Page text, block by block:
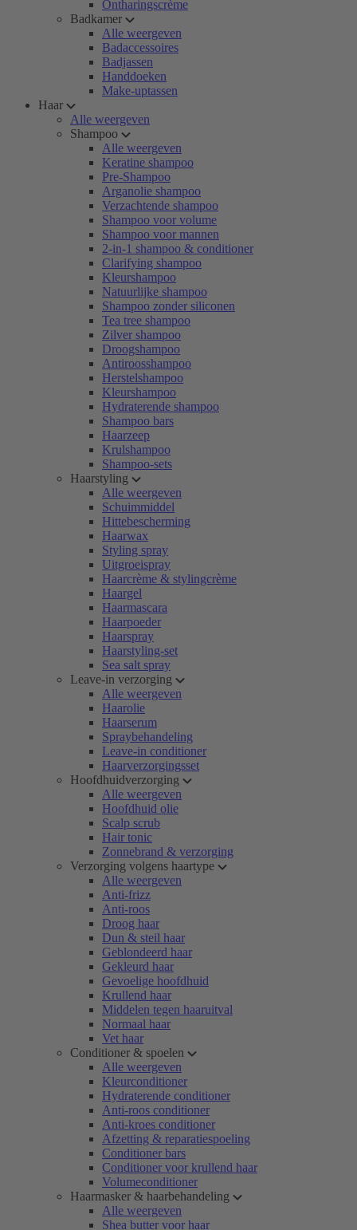
Ontharingscrème
Badkamer
Alle weergeven
Badaccessoires
Badjassen
Handdoeken
Make-uptassen
Haar
Alle weergeven
Shampoo
Alle weergeven
Keratine shampoo
Pre-Shampoo
Arganolie shampoo
Verzachtende shampoo
Shampoo voor volume
Shampoo voor mannen
2-in-1 shampoo & conditioner
Clarifying shampoo
Kleurshampoo
Natuurlijke shampoo
Shampoo zonder siliconen
Tea tree shampoo
Zilver shampoo
Droogshampoo
Antiroosshampoo
Herstelshampoo
Kleurshampoo
Hydraterende shampoo
Shampoo bars
Haarzeep
Krulshampoo
Shampoo-sets
Haarstyling
Alle weergeven
Schuimmiddel
Hittebescherming
Haarwax
Styling spray
Uitgroeispray
Haarcrème & stylingcrème
Haargel
Haarmascara
Haarpoeder
Haarspray
Haarstyling-set
Sea salt spray
Leave-in verzorging
Alle weergeven
Haarolie
Haarserum
Spraybehandeling
Leave-in conditioner
Haarverzorgingsset
Hoofdhuidverzorging
Alle weergeven
Hoofdhuid olie
Scalp scrub
Hair tonic
Zonnebrand & verzorging
Verzorging volgens haartype
Alle weergeven
Anti-frizz
Anti-roos
Droog haar
Dun & steil haar
Geblondeerd haar
Gekleurd haar
Gevoelige hoofdhuid
Krullend haar
Middelen tegen haaruitval
Normaal haar
Vet haar
Conditioner & spoelen
Alle weergeven
Kleurconditioner
Hydraterende conditioner
Anti-roos conditioner
Anti-kroes conditioner
Afzetting & reparatiespoeling
Conditioner bars
Conditioner voor krullend haar
Volumeconditioner
Haarmasker & haarbehandeling
Alle weergeven
Shea butter voor haar